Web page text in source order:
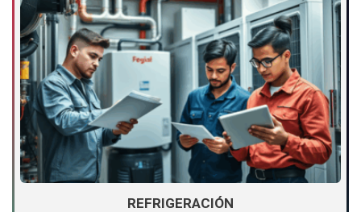
REFRIGERACIÓN